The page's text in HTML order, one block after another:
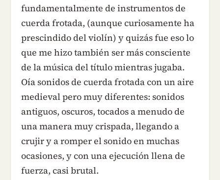
fundamentalmente de instrumentos de
cuerda frotada, (aunque curiosamente ha
prescindido del violín) y quizás fue eso lo
que me hizo también ser más consciente
de la música del título mientras jugaba.
Oía sonidos de cuerda frotada con un aire
medieval pero muy diferentes: sonidos
antiguos, oscuros, tocados a menudo de
una manera muy crispada, llegando a
crujir y a romper el sonido en muchas
ocasiones, y con una ejecución llena de
fuerza, casi brutal.